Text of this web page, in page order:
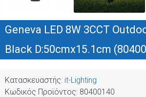
Geneva LED 8W 3CCT
Black D:50cmx15.1cm
Κατασκευαστής: it-Lighting
Κωδικός Προϊόντος: 80400140